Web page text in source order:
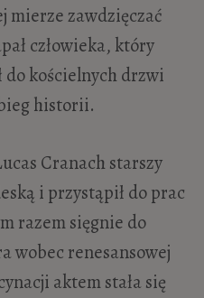
mierze zawdzięczać
człowieka, który
do kościelnych drzwi
historii.
Cranach starszy
i przystąpił do prac
razem sięgnie do
wobec renesansowej
aktem stała się